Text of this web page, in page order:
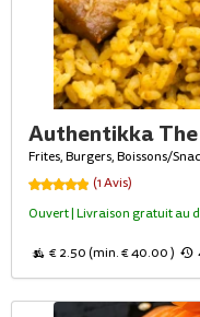
Authentikka
Frites, Burgers, Boissons/
(1 Avis)
Ouvert | Livraison gratuit au
€ 2.50 (min. € 40.00 )